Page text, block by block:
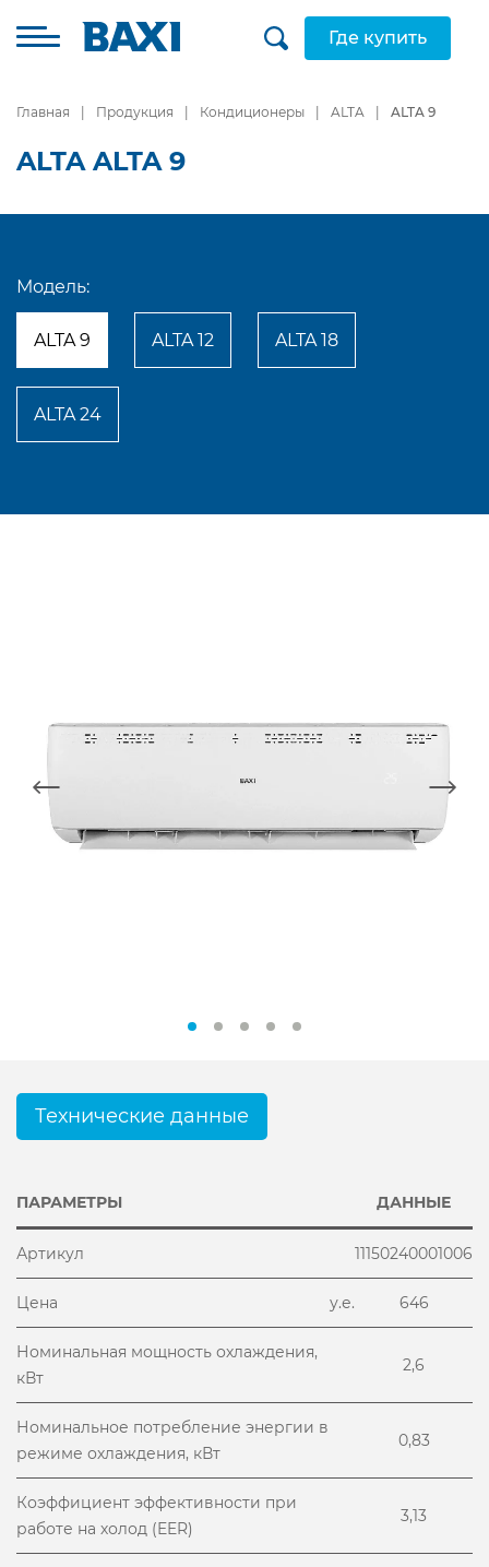
Где купить
Главная Продукция Кондиционеры ALTA ALTA 9
ALTA ALTA 9
Модель:
ALTA 9 ALTA 12 ALTA 18
ALTA 24
Технические данные
ПАРАМЕТРЫ ДАННЫЕ
Артикул 11150240001006
Цена у.е. 646
Номинальная мощность охлаждения,
кВт
2,6
Номинальное потребление энергии в
режиме охлаждения, кВт
0,83
Коэффициент эффективности при
работе на холод (EER)
3,13